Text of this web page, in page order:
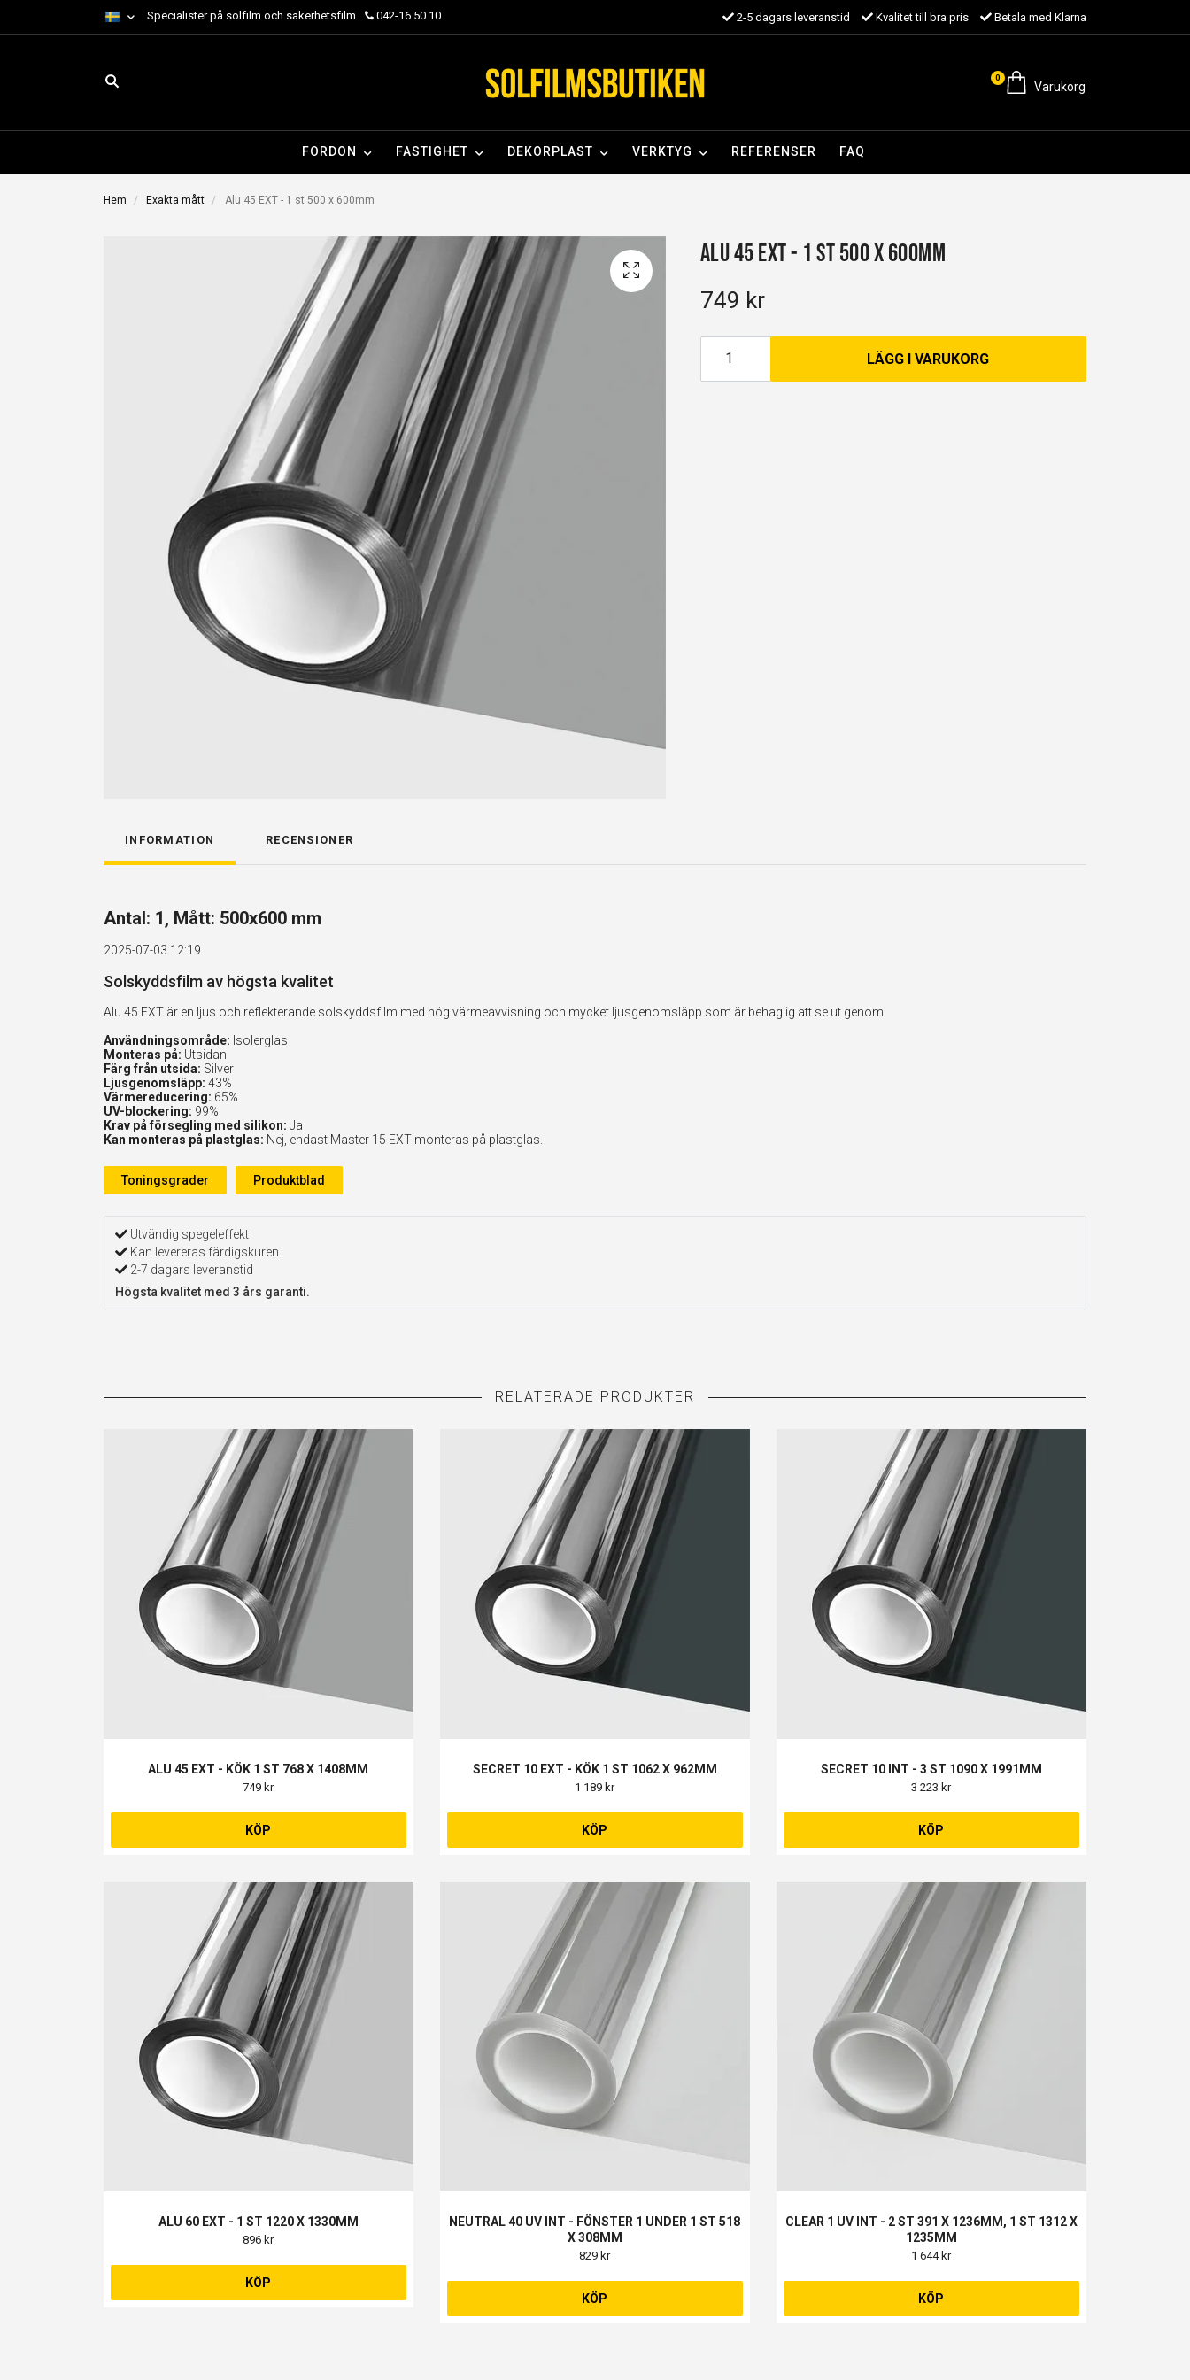
Specialister på solfilm och säkerhetsfilm 042-16 50 10 2-5 dagars leveranstid Kvalitet till bra pris Betala med Klarna
0
Varukorg
FORDON FASTIGHET DEKORPLAST VERKTYG REFERENSER FAQ
Hem Exakta mått Alu 45 EXT - 1 st 500 x 600mm
Alu 45 EXT - 1 st 500 x 600mm
749 kr
LÄGG I VARUKORG
INFORMATION RECENSIONER
Antal: 1, Mått: 500x600 mm
2025-07-03 12:19
Solskyddsfilm av högsta kvalitet
Alu 45 EXT är en ljus och reflekterande solskyddsfilm med hög värmeavvisning och mycket ljusgenomsläpp som är behaglig att se ut genom.
Användningsområde: Isolerglas
Monteras på: Utsidan
Färg från utsida: Silver
Ljusgenomsläpp: 43%
Värmereducering: 65%
UV-blockering: 99%
Krav på försegling med silikon: Ja
Kan monteras på plastglas: Nej, endast Master 15 EXT monteras på plastglas.
Toningsgrader Produktblad
Utvändig spegeleffekt
Kan levereras färdigskuren
2-7 dagars leveranstid
Högsta kvalitet med 3 års garanti.
ALU 45 EXT - KÖK 1 ST 768 X 1408MM
749 kr
KÖP
SECRET 10 EXT - KÖK 1 ST 1062 X 962MM
1 189 kr
KÖP
SECRET 10 INT - 3 ST 1090 X 1991MM
3 223 kr
KÖP
ALU 60 EXT - 1 ST 1220 X 1330MM
896 kr
KÖP
NEUTRAL 40 UV INT - FÖNSTER 1 UNDER 1 ST 518
X 308MM
829 kr
KÖP
CLEAR 1 UV INT - 2 ST 391 X 1236MM, 1 ST 1312 X
1235MM
1 644 kr
KÖP